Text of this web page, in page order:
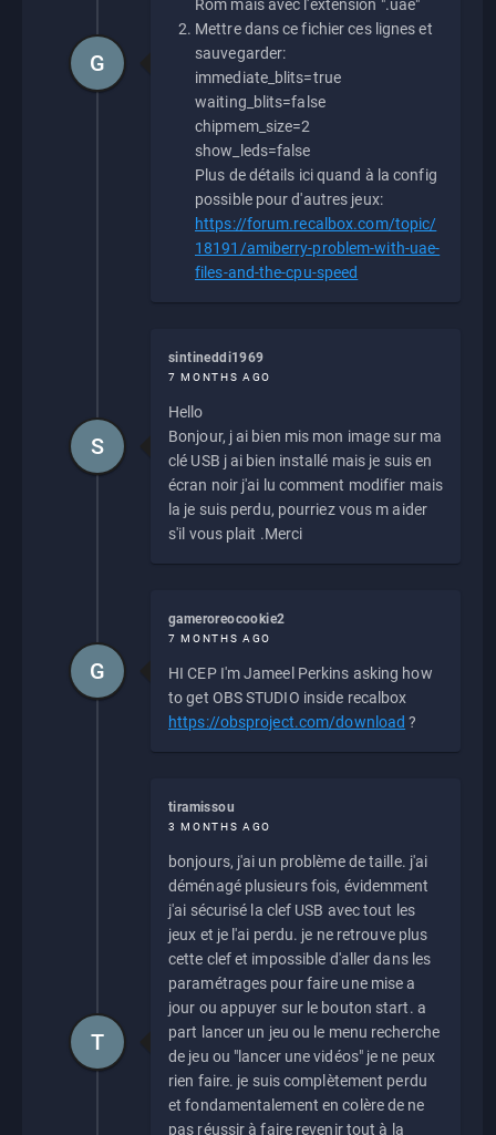
Rom mais avec l'extension ".uae"
Mettre dans ce fichier ces lignes et
sauvegarder:
immediate_blits=true
waiting_blits=false
chipmem_size=2
show_leds=false
Plus de détails ici quand à la config
possible pour d'autres jeux:
https://forum.recalbox.com/topic/
18191/amiberry-problem-with-uae-
files-and-the-cpu-speed
G
sintineddi1969
7 MONTHS AGO
Hello
Bonjour, j ai bien mis mon image sur ma
clé USB j ai bien installé mais je suis en
écran noir j'ai lu comment modifier mais
la je suis perdu, pourriez vous m aider
s'il vous plait .Merci
S
gameroreocookie2
7 MONTHS AGO
HI CEP I'm Jameel Perkins asking how
to get OBS STUDIO inside recalbox
https://obsproject.com/download ?
G
tiramissou
3 MONTHS AGO
bonjours, j'ai un problème de taille. j'ai
déménagé plusieurs fois, évidemment
j'ai sécurisé la clef USB avec tout les
jeux et je l'ai perdu. je ne retrouve plus
cette clef et impossible d'aller dans les
paramétrages pour faire une mise a
jour ou appuyer sur le bouton start. a
part lancer un jeu ou le menu recherche
de jeu ou "lancer une vidéos" je ne peux
rien faire. je suis complètement perdu
et fondamentalement en colère de ne
pas réussir à faire revenir tout à la
T